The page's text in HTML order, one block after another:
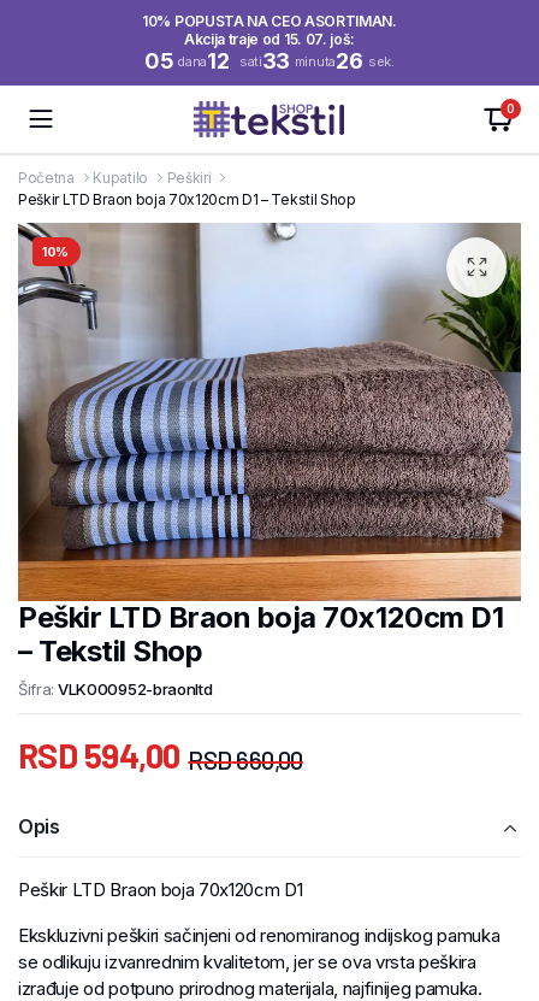
10% POPUSTA NA CEO ASORTIMAN.
Akcija traje od 15. 07. još:
05 dana12 sati33 minuta26 sek.
0
Početna Kupatilo
Peškiri
Peškir LTD Braon boja 70x120cm D1 – Tekstil Shop
10%
Peškir LTD Braon boja 70x120cm D1
– Tekstil Shop
Šifra: VLK000952-braonltd
RSD660,00
RSD 594,00
Opis
Peškir LTD Braon boja 70x120cm D1
Ekskluzivni peškiri sačinjeni od renomiranog indijskog pamuka
se odlikuju izvanrednim kvalitetom, jer se ova vrsta peškira
izrađuje od potpuno prirodnog materijala, najfinijeg pamuka.